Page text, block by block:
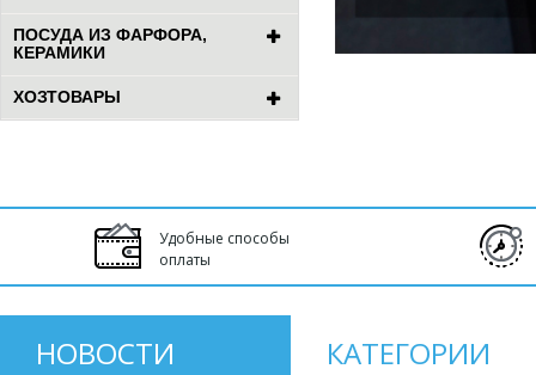
ПОСУДА ИЗ ФАРФОРА,
КЕРАМИКИ
ХОЗТОВАРЫ
Удобные способы
оплаты
НОВОСТИ КАТЕГОРИИ